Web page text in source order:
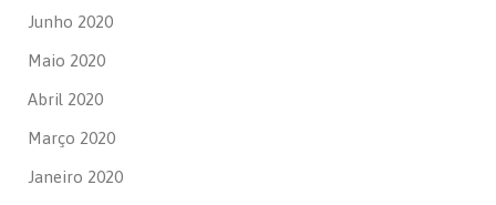
Junho 2020
Maio 2020
Abril 2020
Março 2020
Janeiro 2020